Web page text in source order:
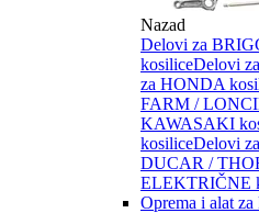
Nazad
Delovi za
kosiliceDelovi
za HONDA
FARM /
KAWASAKI
kosiliceDelovi
DUCAR /
ELEKTRIČNE
Oprema i alat